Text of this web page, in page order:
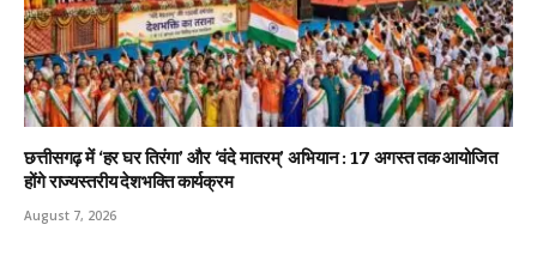
छत्तीसगढ़ में ‘हर घर तिरंगा’ और ‘वंदे मातरम्’ अभियान : 17 अगस्त तक आयोजित
होंगे राज्यस्तरीय देशभक्ति कार्यक्रम
August 7, 2026